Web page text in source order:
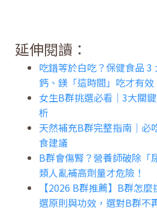
延伸閱讀：
吃錯等於白吃？保健食品 3
鈣、鎂「這時間」吃才有
女生B群挑選必看｜3大關
析
天然補充B群完整指南｜必
食建議
B群會傷腎？營養師破除「
類人亂補高劑量才危險！
【2026 B群推薦】B群怎
選原則與功效，選對B群不